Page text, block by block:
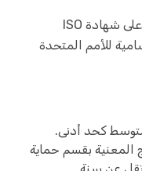
جمعية الندى (حاصلة على شهادة ISO
السامية للأمم المتحدة
كحد أدنى.
المعنية بقسم حماية